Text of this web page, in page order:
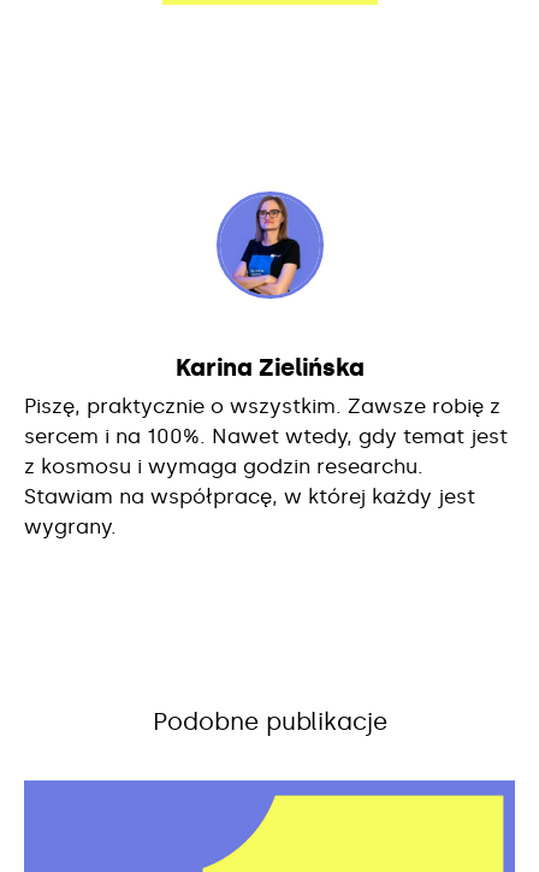
Karina Zielińska
Piszę, praktycznie o wszystkim. Zawsze robię z
sercem i na 100%. Nawet wtedy, gdy temat jest
z kosmosu i wymaga godzin researchu.
Stawiam na współpracę, w której każdy jest
wygrany.
Podobne publikacje